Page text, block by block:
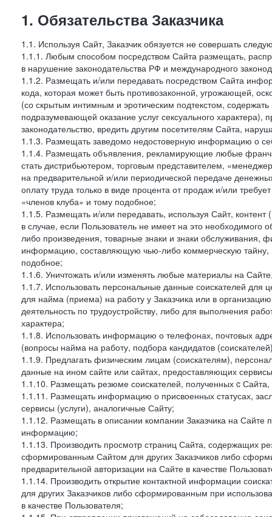
1. Обязательства Заказчика
1.1. Используя Сайт, Заказчик обязуется не совершать
1.1.1. Любым способом посредством Сайта размещать,
в нарушение законодательства РФ и международного
1.1.2. Размещать и/или передавать посредством Сайта
кода, которая может быть противозаконной, угрожающей,
(со скрытым интимным и эротическим подтекстом,
подразумевающей оказание услуг сексуального
законодательство, вредить другим посетителям Сайта,
1.1.3. Размещать заведомо недостоверную информацию о
1.1.4. Размещать объявления, рекламирующие любые
стать дистрибьютером, торговым представителем,
на предварительной и/или периодической передаче
оплату труда только в виде процента от продаж и/или
«членов клуба» и тому подобное;
1.1.5. Размещать и/или передавать, используя Сайт,
в случае, если Пользователь не имеет на это
либо произведения, товарные знаки и знаки
информацию, составляющую чью-либо коммерческую тайну,
подобное;
1.1.6. Уничтожать и/или изменять любые материалы на
1.1.7. Использовать персональные данные соискателей для
для найма (приема) на работу у Заказчика или в
деятельность по трудоустройству, либо для выполнения
характера;
1.1.8. Использовать информацию о телефонах, почтовых
(вопросы найма на работу, подбора кандидатов
1.1.9. Предлагать физическим лицам (соискателям),
данные на ином сайте или сайтах, предоставляющих
1.1.10. Размещать резюме соискателей, полученных c
1.1.11. Размещать информацию о присвоенных статусах,
сервисы (услуги), аналогичные Сайту;
1.1.12. Размещать в описании компании Заказчика на Сайте
информацию;
1.1.13. Производить просмотр страниц Сайта, содержащих
сформированным Сайтом для других Заказчиков либо
предварительной авторизации на Сайте в качестве
1.1.14. Производить открытие контактной информации
для других Заказчиков либо сформированным при
в качестве Пользователя;